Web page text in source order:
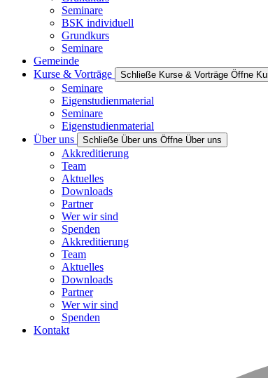
Seminare
BSK individuell
Grundkurs
Seminare
Gemeinde
Kurse & Vorträge
Schließe Kurse & Vorträge Öffne
Seminare
Eigenstudienmaterial
Seminare
Eigenstudienmaterial
Über uns
Schließe Über uns Öffne Über uns
Akkreditierung
Team
Aktuelles
Downloads
Partner
Wer wir sind
Spenden
Akkreditierung
Team
Aktuelles
Downloads
Partner
Wer wir sind
Spenden
Kontakt